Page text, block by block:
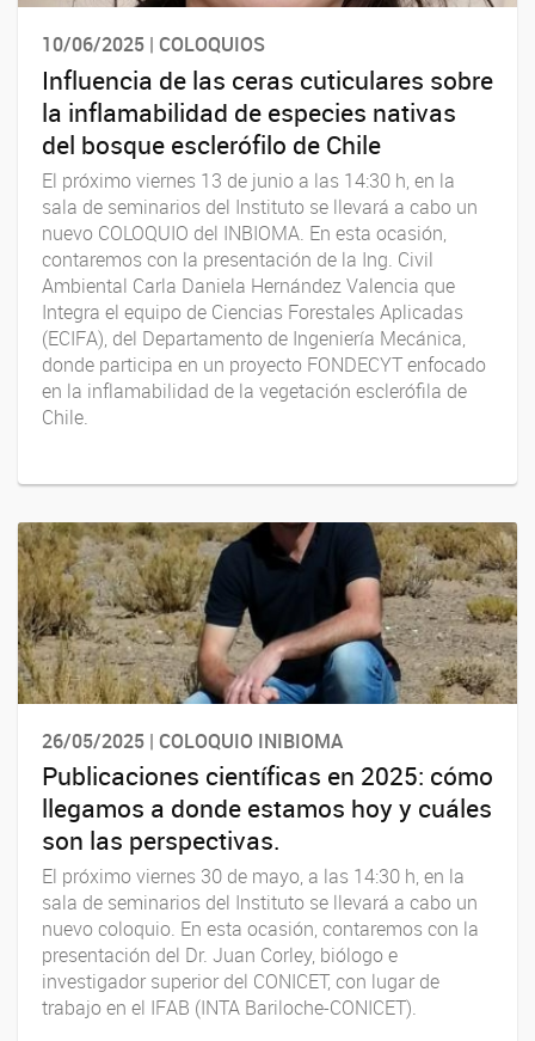
10/06/2025 | COLOQUIOS
Influencia de las ceras cuticulares sobre
la inflamabilidad de especies nativas
del bosque esclerófilo de Chile
El próximo viernes 13 de junio a las 14:30 h, en la
sala de seminarios del Instituto se llevará a cabo un
nuevo COLOQUIO del INBIOMA. En esta ocasión,
contaremos con la presentación de la Ing. Civil
Ambiental Carla Daniela Hernández Valencia que
Integra el equipo de Ciencias Forestales Aplicadas
(ECIFA), del Departamento de Ingeniería Mecánica,
donde participa en un proyecto FONDECYT enfocado
en la inflamabilidad de la vegetación esclerófila de
Chile.
26/05/2025 | COLOQUIO INIBIOMA
Publicaciones científicas en 2025: cómo
llegamos a donde estamos hoy y cuáles
son las perspectivas.
El próximo viernes 30 de mayo, a las 14:30 h, en la
sala de seminarios del Instituto se llevará a cabo un
nuevo coloquio. En esta ocasión, contaremos con la
presentación del Dr. Juan Corley, biólogo e
investigador superior del CONICET, con lugar de
trabajo en el IFAB (INTA Bariloche-CONICET).